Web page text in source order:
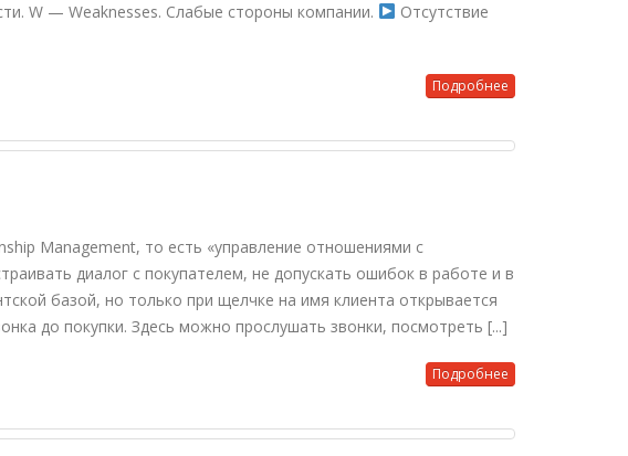
W — Weaknesses. Слабые стороны компании.
Отсутствие
Подробнее
Management, то есть «управление отношениями с
диалог с покупателем, не допускать ошибок в работе и в
базой, но только при щелчке на имя клиента открывается
до покупки. Здесь можно прослушать звонки, посмотреть [...]
Подробнее